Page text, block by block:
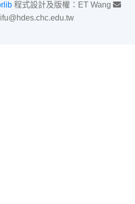
程式設計及版權：ET Wang